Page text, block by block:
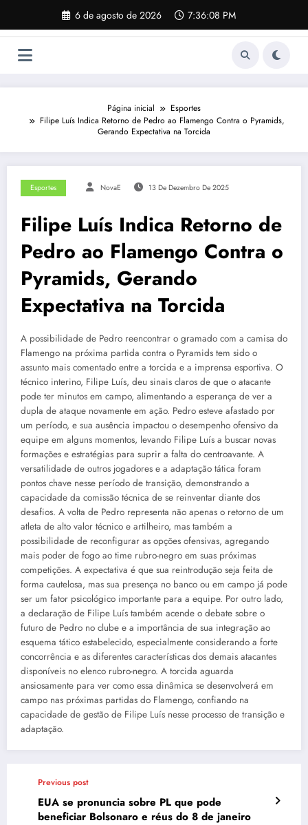
o
6 de agosto de 2026 7:36:09 PM
Página inicial
Esportes
Filipe Luís Indica Retorno de Pedro ao Flamengo Contra o Pyramids,
Gerando Expectativa na Torcida
Esportes NovaE 13 De Dezembro De 2025
Filipe Luís Indica Retorno de
Pedro ao Flamengo Contra o
Pyramids, Gerando
Expectativa na Torcida
A possibilidade de Pedro reencontrar o gramado com a camisa do
Flamengo na próxima partida contra o Pyramids tem sido o
assunto mais comentado entre a torcida e a imprensa esportiva. O
técnico interino, Filipe Luís, deu sinais claros de que o atacante
pode ter minutos em campo, alimentando a esperança de ver a
dupla de ataque novamente em ação. Pedro esteve afastado por
um período, e sua ausência impactou o desempenho ofensivo da
equipe em alguns momentos, levando Filipe Luís a buscar novas
formações e estratégias para suprir a falta do centroavante. A
versatilidade de outros jogadores e a adaptação tática foram
pontos chave nesse período de transição, demonstrando a
capacidade da comissão técnica de se reinventar diante dos
desafios. A volta de Pedro representa não apenas o retorno de um
atleta de alto valor técnico e artilheiro, mas também a
possibilidade de reconfigurar as opções ofensivas, agregando
mais poder de fogo ao time rubro-negro em suas próximas
competições. A expectativa é que sua reintrodução seja feita de
forma cautelosa, mas sua presença no banco ou em campo já pode
ser um fator psicológico importante para a equipe. Por outro lado,
a declaração de Filipe Luís também acende o debate sobre o
futuro de Pedro no clube e a importância de sua integração ao
esquema tático estabelecido, especialmente considerando a forte
concorrência e as diferentes características dos demais atacantes
disponíveis no elenco rubro-negro. A torcida aguarda
ansiosamente para ver como essa dinâmica se desenvolverá em
campo nas próximas partidas do Flamengo, confiando na
capacidade de gestão de Filipe Luís nesse processo de transição e
adaptação.
Previous post
EUA se pronuncia sobre PL que pode
beneficiar Bolsonaro e réus do 8 de janeiro